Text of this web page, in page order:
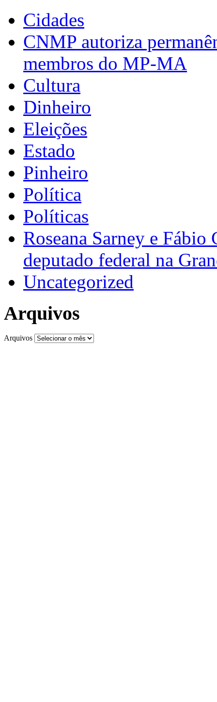
Cidades
CNMP autoriza
membros do MP-MA
Cultura
Dinheiro
Eleições
Estado
Pinheiro
Política
Políticas
Roseana Sarney e
deputado federal na
Uncategorized
Arquivos
Arquivos